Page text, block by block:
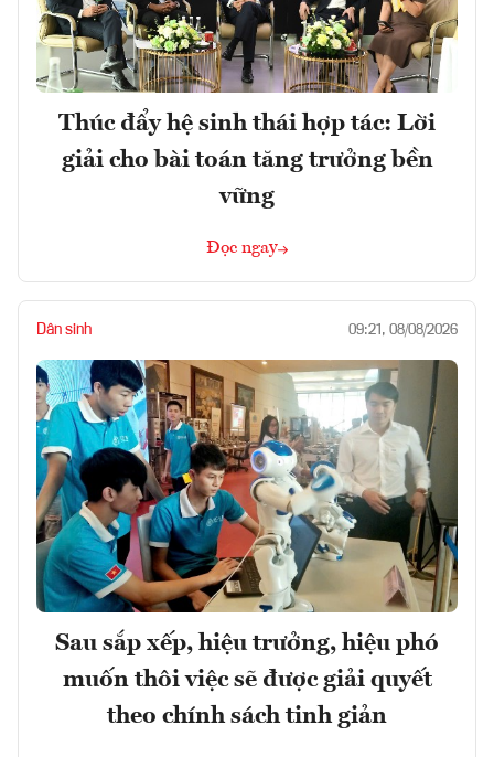
Thúc đẩy hệ sinh thái hợp tác: Lời
giải cho bài toán tăng trưởng bền
vững
Đọc ngay
Dân sinh 09:21, 08/08/2026
Sau sắp xếp, hiệu trưởng, hiệu phó
muốn thôi việc sẽ được giải quyết
theo chính sách tinh giản